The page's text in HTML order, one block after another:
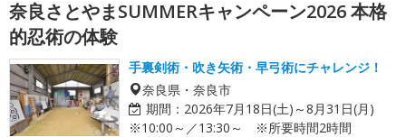
奈良さとやまSUMMERキャンペーン2026 本格
的忍術の体験
手裏剣術・吹き矢術・早弓術にチャレンジ！
奈良県・奈良市
期間： 2026年7月18日(土)～8月31日(月)
※10:00～／13:30～ ※所要時間2時間